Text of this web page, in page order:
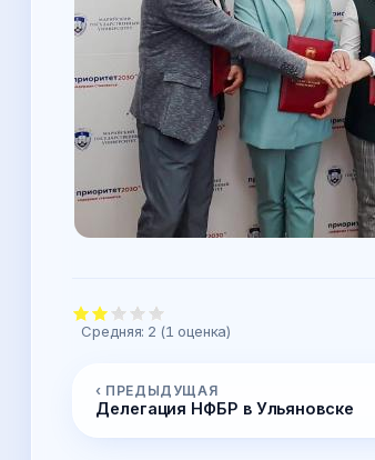
Средняя: 2 (1 оценка)
‹ ПРЕДЫДУЩАЯ
Делегация НФБР в Ульяновске